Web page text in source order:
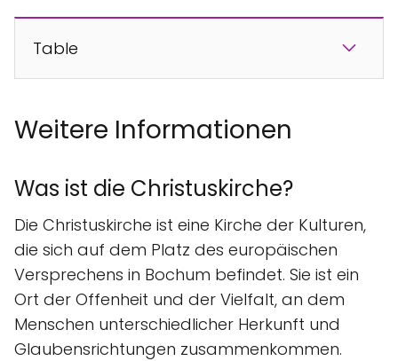
Table
Weitere Informationen
Was ist die Christuskirche?
Die Christuskirche ist eine Kirche der Kulturen,
die sich auf dem Platz des europäischen
Versprechens in Bochum befindet. Sie ist ein
Ort der Offenheit und der Vielfalt, an dem
Menschen unterschiedlicher Herkunft und
Glaubensrichtungen zusammenkommen.